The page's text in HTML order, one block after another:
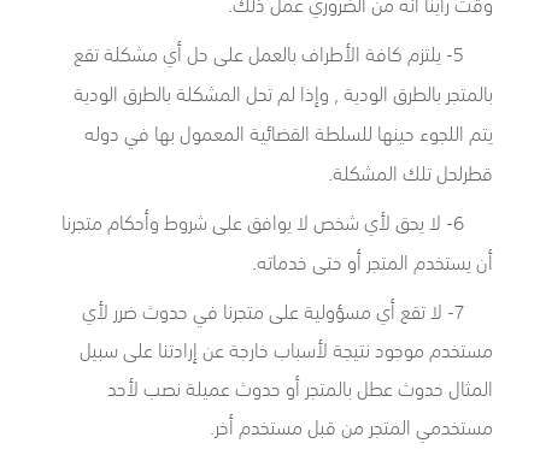
5- يلتزم كافة الأطراف بالعمل على حل أي مشكلة تقع
بالمتجر بالطرق الودية , وإذا لم تحل المشكلة بالطرق الودية
يتم اللجوء حينها للسلطة القضائية المعمول بها في دوله
قطرلحل تلك المشكلة.
6- لا يحق لأي شخص لا يوافق على شروط وأحكام متجرنا
أن يستخدم المتجر أو حتى خدماته.
7- لا تقع أي مسؤولية على متجرنا في حدوث ضرر لأي
مستخدم موجود نتيجة لأسباب خارجة عن إرادتنا على سبيل
المثال حدوث عطل بالمتجر أو حدوث عميلة نصب لأحد
مستخدمي المتجر من قبل مستخدم أخر.